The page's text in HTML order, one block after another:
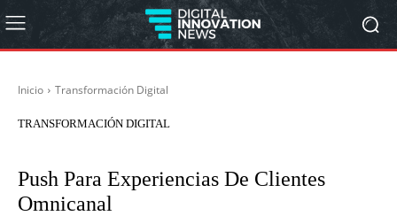
Inicio Transformación Digital
TRANSFORMACIÓN DIGITAL
Push Para Experiencias De Clientes
Omnicanal